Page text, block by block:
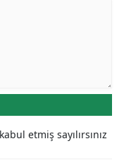
etmiş sayılırsınız